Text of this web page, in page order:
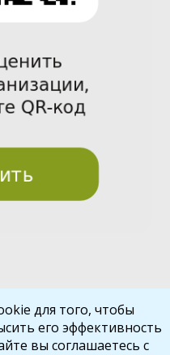
t
для того, чтобы
его эффективность
вы соглашаетесь с